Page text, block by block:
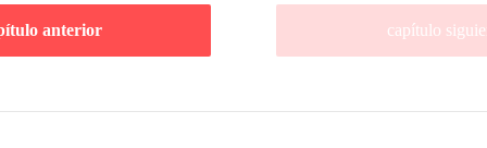
anterior capítulo